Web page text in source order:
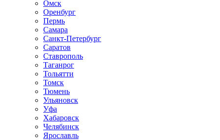
Омск
Оренбург
Пермь
Самара
Санкт-Петербург
Саратов
Ставрополь
Таганрог
Тольятти
Томск
Тюмень
Ульяновск
Уфа
Хабаровск
Челябинск
Ярославль